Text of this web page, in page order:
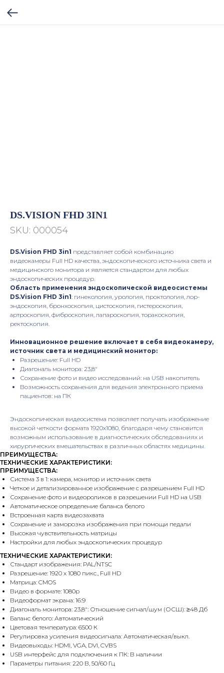
DS.VISION FHD 3IN1
SKU: 000054
DS.Vision FHD 3in1 представляет собой комбинацию
видеокамеры Full HD качества, эндоскопического источника света и
медицинского монитора и является стандартом для любых
эндоскопических процедур.
Область применения эндоскопической видеосистемы
DS.Vision FHD 3in1: гинекология, урология, проктология, лор-
эндоскопия, бронхоскопия, цистоскопия, гистероскопия,
артроскопия, фиброскопия, лапароскопия, торакоскопия,
ректоскопия.
Инновационное решение включает в себя видеокамеру,
источник света и медицинский монитор:
Разрешение: Full HD
Диагональ монитора: 23,8″
Сохранение фото и видео исследований: на USB накопитель
Возможность сохранения для ведения электронного приема
пациентов: на ПК
Эндоскопическая видеосистема позволяет получать изображение
высокой четкости формата 1920х1080, благодаря чему становится
возможным использование в диагностических обследованиях и
хирургических вмешательствах в различных областях медицины.
ПРЕИМУЩЕСТВА:
ТЕХНИЧЕСКИЕ ХАРАКТЕРИСТИКИ:
ПРЕИМУЩЕСТВА:
Система 3 в 1: камера, монитор и источник света
Четкое и детализированное изображение с разрешением Full HD
Сохранение фото и видеороликов в разрешении Full HD на USB
Автоматическое определение баланса белого
Встроенная карта видеозахвата
Сохранение и заморозка изображения при помощи педали
Высокая чувствительность матрицы
Настройки для любых эндоскопических процедур
ТЕХНИЧЕСКИЕ ХАРАКТЕРИСТИКИ:
Стандарт изображения: PAL/NTSC
Разрешение: 1920 х 1080 пикс., Full HD
Матрица: CMOS
Видео в формате: 1080p
Видеоформат экрана: 16:9
Диагональ монитора: 23,8″: Отношение сигнал/шум (ОСШ): ≥48 Дб
Баланс белого: Автоматический
Цветовая температура: 6500 К
Регулировка усиления видеосигнала: Автоматическая/выкл.
Видеовыходы: HDMI, VGA, DVI, CVBS
USB интерфейс для подключения к ПК: В наличии
Параметры питания: 220 В, 50/60 Гц